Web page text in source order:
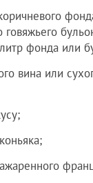
говяжьего
фонда или
вина или